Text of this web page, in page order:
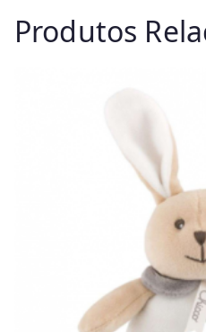
Produtos